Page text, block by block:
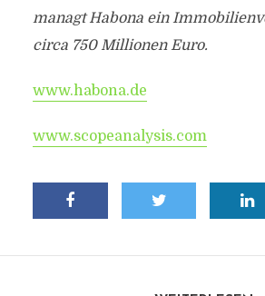
managt Habona ein
circa 750 Millionen Euro.
www.habona.de
www.scopeanalysis.com